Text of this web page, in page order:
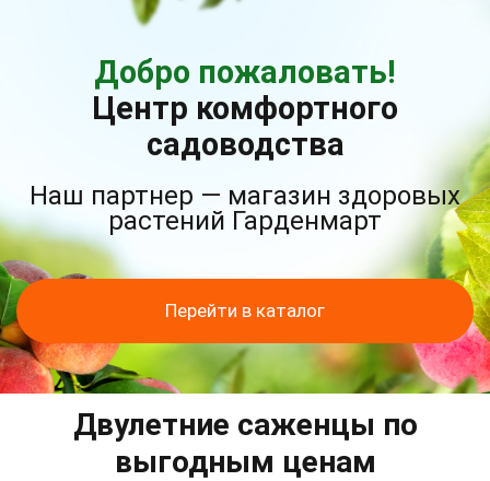
Добро пожаловать!
Центр комфортного
садоводства
Наш партнер — магазин здоровых
растений Гарденмарт
Перейти в каталог
Двулетние саженцы по
выгодным ценам